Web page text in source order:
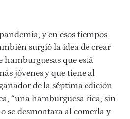
y en esos tiempos
surgió la idea de crear
hamburguesas que está
jóvenes y que tiene al
de la séptima edición
“una hamburguesa rica, sin
se desmontara al comerla y